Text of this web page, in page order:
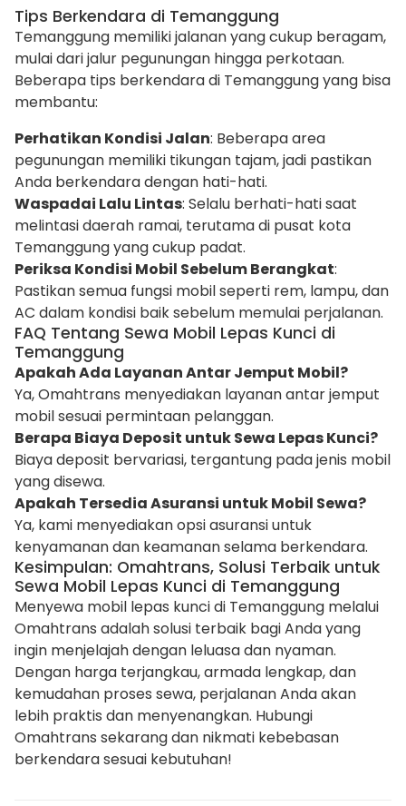
Tips Berkendara di Temanggung
Temanggung memiliki jalanan yang cukup beragam,
mulai dari jalur pegunungan hingga perkotaan.
Beberapa tips berkendara di Temanggung yang bisa
membantu:
Perhatikan Kondisi Jalan: Beberapa area
pegunungan memiliki tikungan tajam, jadi pastikan
Anda berkendara dengan hati-hati.
Waspadai Lalu Lintas: Selalu berhati-hati saat
melintasi daerah ramai, terutama di pusat kota
Temanggung yang cukup padat.
Periksa Kondisi Mobil Sebelum Berangkat:
Pastikan semua fungsi mobil seperti rem, lampu, dan
AC dalam kondisi baik sebelum memulai perjalanan.
FAQ Tentang Sewa Mobil Lepas Kunci di
Temanggung
Apakah Ada Layanan Antar Jemput Mobil?
Ya, Omahtrans menyediakan layanan antar jemput
mobil sesuai permintaan pelanggan.
Berapa Biaya Deposit untuk Sewa Lepas Kunci?
Biaya deposit bervariasi, tergantung pada jenis mobil
yang disewa.
Apakah Tersedia Asuransi untuk Mobil Sewa?
Ya, kami menyediakan opsi asuransi untuk
kenyamanan dan keamanan selama berkendara.
Kesimpulan: Omahtrans, Solusi Terbaik untuk
Sewa Mobil Lepas Kunci di Temanggung
Menyewa mobil lepas kunci di Temanggung melalui
Omahtrans adalah solusi terbaik bagi Anda yang
ingin menjelajah dengan leluasa dan nyaman.
Dengan harga terjangkau, armada lengkap, dan
kemudahan proses sewa, perjalanan Anda akan
lebih praktis dan menyenangkan. Hubungi
Omahtrans sekarang dan nikmati kebebasan
berkendara sesuai kebutuhan!